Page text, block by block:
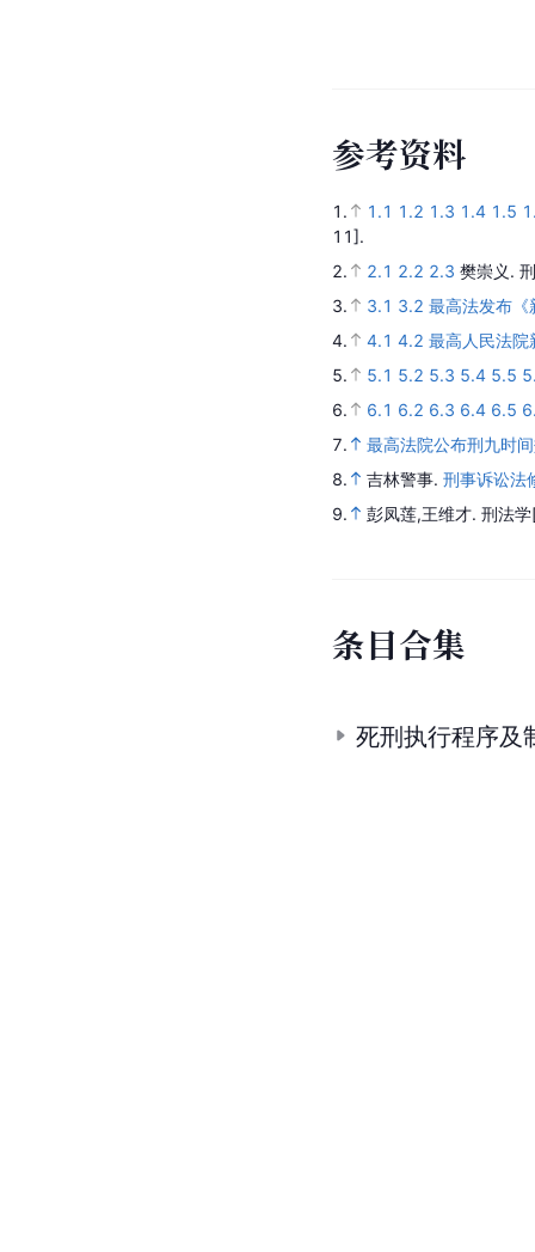
参考资料
1. 1.1 1.2 1.3 1.4 1.5
11].
2.
2.1 2.2 2.3 樊崇义.
3.
3.1 3.2 最高法发布《
4.
4.1 4.2 最高人民法院
5.
5.1 5.2 5.3 5.4 5.5
6.
6.1 6.2 6.3 6.4 6.5
7.
最高法院公布刑九时
8.
吉林警事. 刑事诉讼法
9.
彭凤莲,王维才. 刑法学
条目合集
死刑执行程序及